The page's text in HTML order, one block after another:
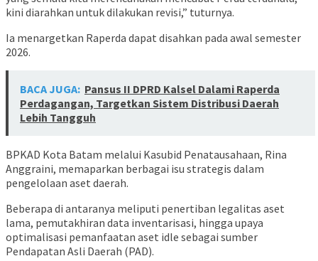
kini diarahkan untuk dilakukan revisi,” tuturnya.
Ia menargetkan Raperda dapat disahkan pada awal semester
2026.
BACA JUGA: Pansus II DPRD Kalsel Dalami Raperda
Perdagangan, Targetkan Sistem Distribusi Daerah
Lebih Tangguh
BPKAD Kota Batam melalui Kasubid Penatausahaan, Rina
Anggraini, memaparkan berbagai isu strategis dalam
pengelolaan aset daerah.
Beberapa di antaranya meliputi penertiban legalitas aset
lama, pemutakhiran data inventarisasi, hingga upaya
optimalisasi pemanfaatan aset idle sebagai sumber
Pendapatan Asli Daerah (PAD).